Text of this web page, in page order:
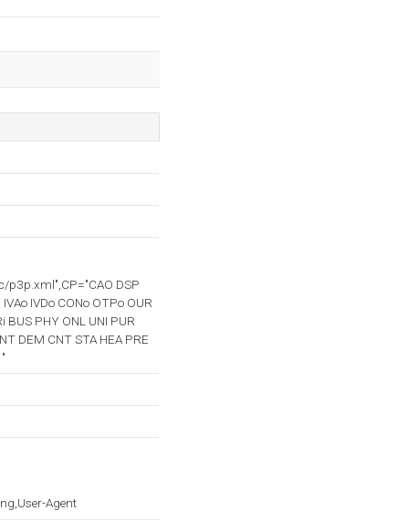
p3p.xml",CP="CAO DSP
IVDo CONo OTPo OUR
BUS PHY ONL UNI PUR
DEM CNT STA HEA PRE
Agent